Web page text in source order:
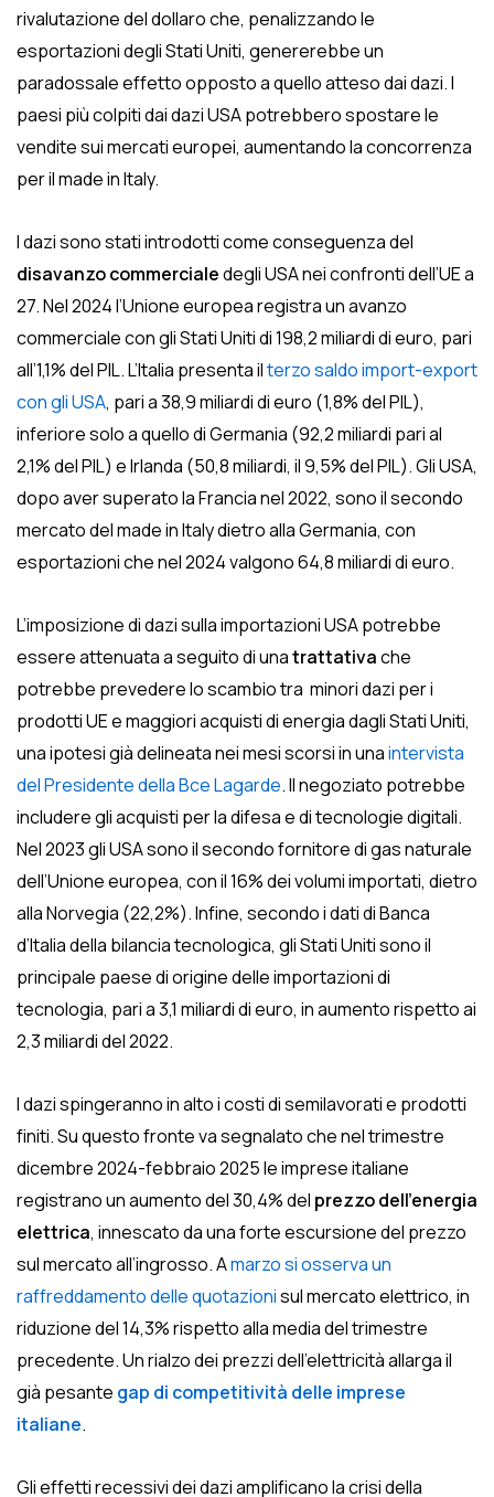
rivalutazione del dollaro che, penalizzando le
esportazioni degli Stati Uniti, genererebbe un
paradossale effetto opposto a quello atteso dai dazi. I
paesi più colpiti dai dazi USA potrebbero spostare le
vendite sui mercati europei, aumentando la concorrenza
per il made in Italy.
I dazi sono stati introdotti come conseguenza del
disavanzo commercialedegli USA nei confronti dell’UE a
27. Nel 2024 l’Unione europea registra un avanzo
commerciale con gli Stati Uniti di 198,2 miliardi di euro, pari
all’1,1% del PIL. L’Italia presenta ilterzo saldo import-export
con gli USA, pari a 38,9 miliardi di euro (1,8% del PIL),
inferiore solo a quello di Germania (92,2 miliardi pari al
2,1% del PIL) e Irlanda (50,8 miliardi, il 9,5% del PIL). Gli USA,
dopo aver superato la Francia nel 2022, sono il secondo
mercato del made in Italy dietro alla Germania, con
esportazioni che nel 2024 valgono 64,8 miliardi di euro.
L’imposizione di dazi sulla importazioni USA potrebbe
essere attenuata a seguito di unatrattativache
potrebbe prevedere lo scambio tra minori dazi per i
prodotti UE e maggiori acquisti di energia dagli Stati Uniti,
una ipotesi già delineata nei mesi scorsi in unaintervista
del Presidente della Bce Lagarde. Il negoziato potrebbe
includere gli acquisti per la difesa e di tecnologie digitali.
Nel 2023 gli USA sono il secondo fornitore di gas naturale
dell’Unione europea, con il 16% dei volumi importati, dietro
alla Norvegia (22,2%). Infine, secondo i dati di Banca
d’Italia della bilancia tecnologica, gli Stati Uniti sono il
principale paese di origine delle importazioni di
tecnologia, pari a 3,1 miliardi di euro, in aumento rispetto ai
2,3 miliardi del 2022.
I dazi spingeranno in alto i costi di semilavorati e prodotti
finiti. Su questo fronte va segnalato che nel trimestre
dicembre 2024-febbraio 2025 le imprese italiane
registrano un aumento del 30,4% del prezzo dell’energia
elettrica, innescato da una forte escursione del prezzo
sul mercato all’ingrosso. Amarzo si osserva un
raffreddamento delle quotazionisul mercato elettrico, in
riduzione del 14,3% rispetto alla media del trimestre
precedente. Un rialzo dei prezzi dell’elettricità allarga il
già pesante gap di competitività delle imprese
italiane.
Gli effetti recessivi dei dazi amplificano la crisi della